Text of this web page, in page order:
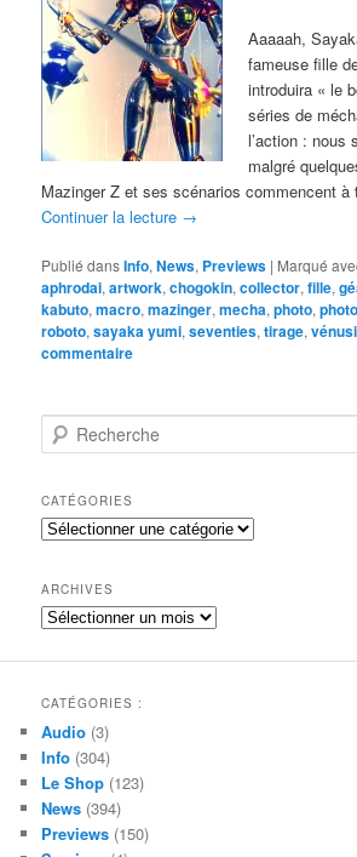
Aaaaah,
fameuse fille
introduira « le
séries de
l’action : nous
malgré
Mazinger Z et ses scénarios commencent
Continuer la lecture →
Publié dansInfo,News, Previews | Marqué
aphrodai,artwork,chogokin,collector,fille,
kabuto,macro,mazinger,mecha,photo,
roboto,sayaka yumi,seventies,tirage,
commentaire
e
h
e
r
h
e
CATÉGORIES
Catégories
ARCHIVES
Archives
CATÉGORIES :
Audio (3)
Info (304)
Le Shop (123)
News (394)
Previews (150)